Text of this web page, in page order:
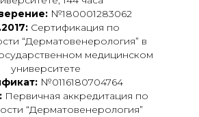
№180001283062
Сертификация по
“Дерматовенерология” в
медицинском
университете
№0116180704764
Первичная аккредитация по
“Дерматовенерология”